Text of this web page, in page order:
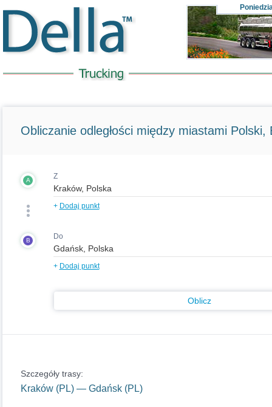
Obliczanie odległości między miastami Polski,
A Z
+ Dodaj punkt
B Do
+ Dodaj punkt
Oblicz
Szczegóły trasy:
Kraków (PL) — Gdańsk (PL)